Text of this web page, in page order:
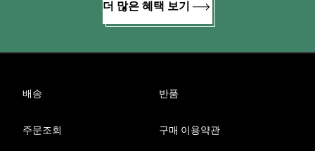
더 많은 혜택 보기
배송 반품
주문조회 구매 이용약관